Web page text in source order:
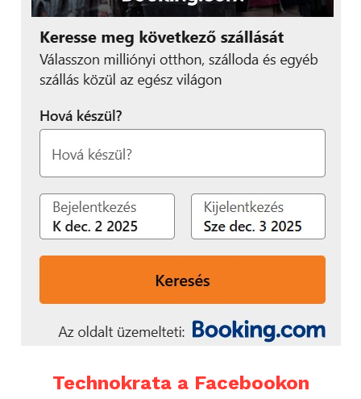
Az iskola óvodai programjában (3–5 évesek) és
általános iskolai képzésében (5–11 évesek) még
korlátozott számban elérhetők a szabad helyek. A
BISB-be való jelentkezéshez az admissions@bisb.hu
címen várják az érdeklődőket.
További friss híreket talál a
Csatlakozzon hozzánk aFacebookonis!
Technokrata a Facebookon